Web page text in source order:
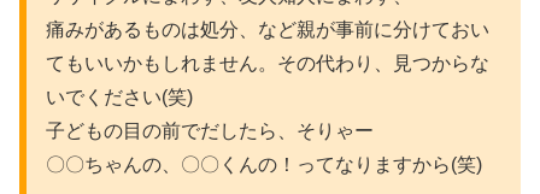
痛みがあるものは処分、など親が事前に分けておい
てもいいかもしれません。その代わり、見つからな
いでください(笑)
子どもの目の前でだしたら、そりゃー
〇〇ちゃんの、〇〇くんの！ってなりますから(笑)